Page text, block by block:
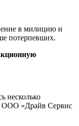
в милицию и
потерпевших.
несколько
ООО «Драйв Сервис